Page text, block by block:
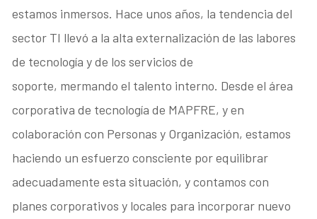
estamos inmersos. Hace unos años, la tendencia del
sector TI llevó a la alta externalización de las labores
de tecnología y de los servicios de
soporte, mermando el talento interno. Desde el área
corporativa de tecnología de MAPFRE, y en
colaboración con Personas y Organización, estamos
haciendo un esfuerzo consciente por equilibrar
adecuadamente esta situación, y contamos con
planes corporativos y locales para incorporar nuevo